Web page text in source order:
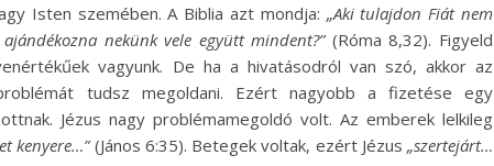
Isten szemében. A Biblia azt mondja: „Aki tulajdon Fiát nem
nekünk vele együtt mindent?”(Róma 8,32). Figyeld
vagyunk. De ha a hivatásodról van szó, akkor az
tudsz megoldani. Ezért nagyobb a fizetése egy
Jézus nagy problémamegoldó volt. Az emberek lelkileg
kenyere…”(János 6:35). Betegek voltak, ezért Jézus „szertejárt…